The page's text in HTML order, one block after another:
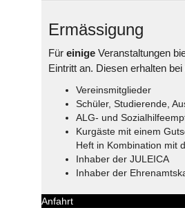
Ermässigung
Für einige Veranstaltungen
Eintritt an. Diesen erhalten bei
Vereinsmitglieder
Schüler, Studierende,
ALG- und
Kurgäste mit einem
Heft in Kombination mit
Inhaber der JULEICA
Inhaber der
Anfahrt